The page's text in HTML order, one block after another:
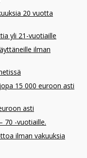
20 vuotta
yli 21-vuotiaille
ilman
15 000 euroon asti
asti
70 -vuotiaille.
ilman vakuuksia